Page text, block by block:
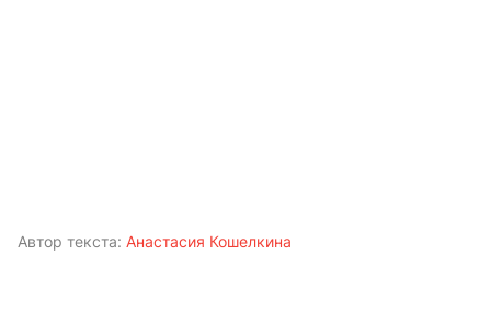
Автор текста: Анастасия Кошелкина